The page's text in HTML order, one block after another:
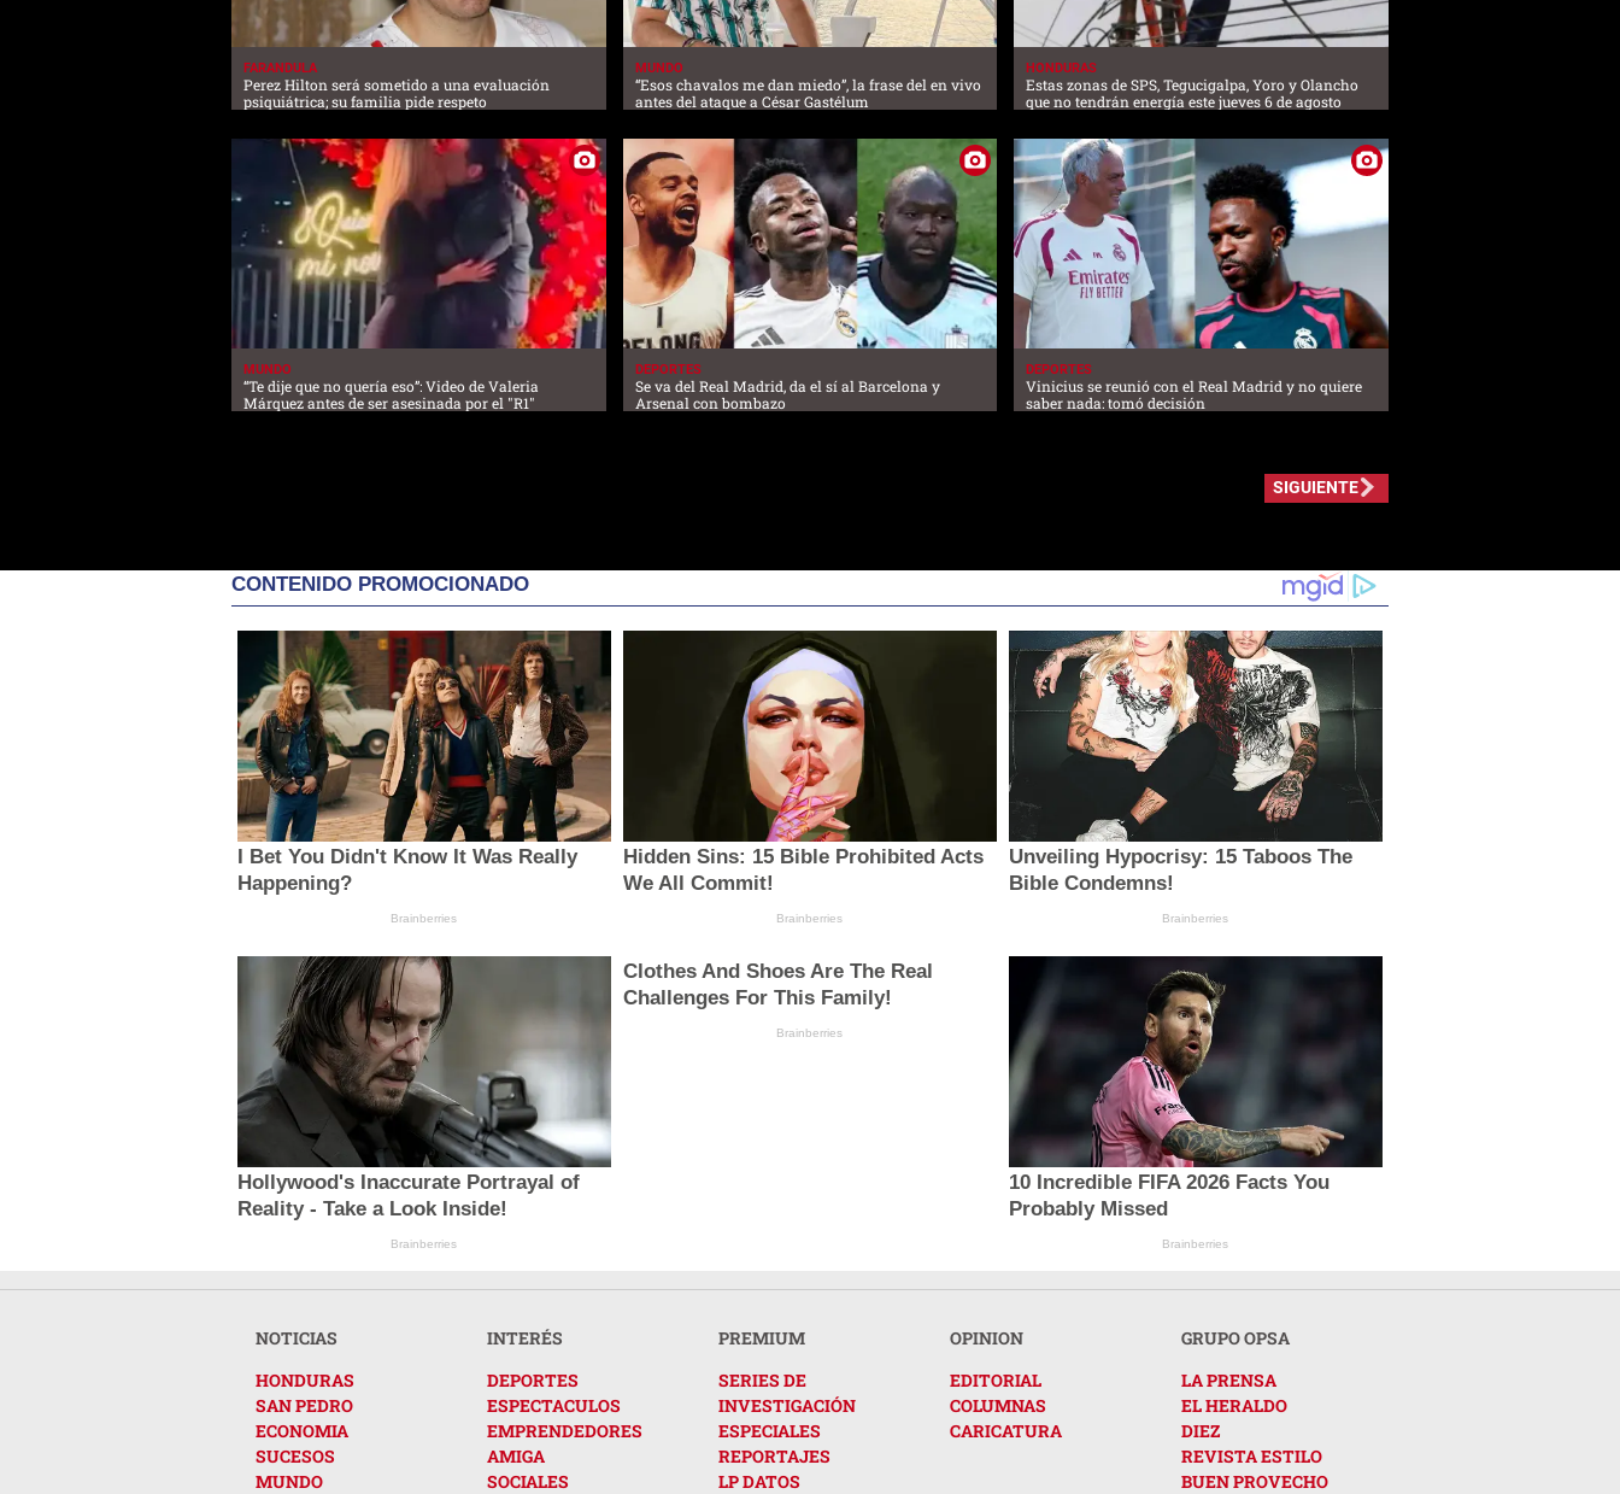
FARANDULA
Perez Hilton será sometido a una evaluación
psiquiátrica; su familia pide respeto
MUNDO
“Esos chavalos me dan miedo”, la frase del en vivo
antes del ataque a César Gastélum
HONDURAS
Estas zonas de SPS, Tegucigalpa, Yoro y Olancho
que no tendrán energía este jueves 6 de agosto
MUNDO
“Te dije que no quería eso”: Video de Valeria
Márquez antes de ser asesinada por el "R1"
DEPORTES
Se va del Real Madrid, da el sí al Barcelona y
Arsenal con bombazo
DEPORTES
Vinicius se reunió con el Real Madrid y no quiere
saber nada: tomó decisión
SIGUIENTE
CONTENIDO PROMOCIONADO
I Bet You Didn't Know It Was Really
Happening?
Brainberries
Hidden Sins: 15 Bible Prohibited Acts
We All Commit!
Brainberries
Unveiling Hypocrisy: 15 Taboos The
Bible Condemns!
Brainberries
Hollywood's Inaccurate Portrayal of
Reality - Take a Look Inside!
Brainberries
Clothes And Shoes Are The Real
Challenges For This Family!
Brainberries
10 Incredible FIFA 2026 Facts You
Probably Missed
Brainberries
NOTICIAS
HONDURAS
SAN PEDRO
ECONOMIA
SUCESOS
MUNDO
INTERÉS
DEPORTES
ESPECTACULOS
EMPRENDEDORES
AMIGA
SOCIALES
PREMIUM
SERIES DE
INVESTIGACIÓN
ESPECIALES
REPORTAJES
LP DATOS
OPINION
EDITORIAL
COLUMNAS
CARICATURA
GRUPO OPSA
LA PRENSA
EL HERALDO
DIEZ
REVISTA ESTILO
BUEN PROVECHO